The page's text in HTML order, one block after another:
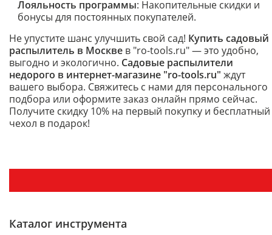
Лояльность программы: Накопительные скидки и
бонусы для постоянных покупателей.
Не упустите шанс улучшить свой сад! Купить садовый
распылитель в Москве в "ro-tools.ru" — это удобно,
выгодно и экологично. Садовые распылители
недорого в интернет-магазине "ro-tools.ru" ждут
вашего выбора. Свяжитесь с нами для персонального
подбора или оформите заказ онлайн прямо сейчас.
Получите скидку 10% на первый покупку и бесплатный
чехол в подарок!
Каталог инструмента